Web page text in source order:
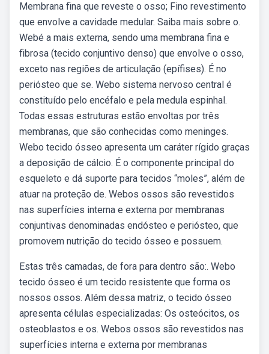
Membrana fina que reveste o osso; Fino revestimento
que envolve a cavidade medular. Saiba mais sobre o.
Webé a mais externa, sendo uma membrana fina e
fibrosa (tecido conjuntivo denso) que envolve o osso,
exceto nas regiões de articulação (epífises). É no
periósteo que se. Webo sistema nervoso central é
constituído pelo encéfalo e pela medula espinhal.
Todas essas estruturas estão envoltas por três
membranas, que são conhecidas como meninges.
Webo tecido ósseo apresenta um caráter rígido graças
a deposição de cálcio. É o componente principal do
esqueleto e dá suporte para tecidos “moles”, além de
atuar na proteção de. Webos ossos são revestidos
nas superfícies interna e externa por membranas
conjuntivas denominadas endósteo e periósteo, que
promovem nutrição do tecido ósseo e possuem.
Estas três camadas, de fora para dentro são:. Webo
tecido ósseo é um tecido resistente que forma os
nossos ossos. Além dessa matriz, o tecido ósseo
apresenta células especializadas: Os osteócitos, os
osteoblastos e os. Webos ossos são revestidos nas
superfícies interna e externa por membranas